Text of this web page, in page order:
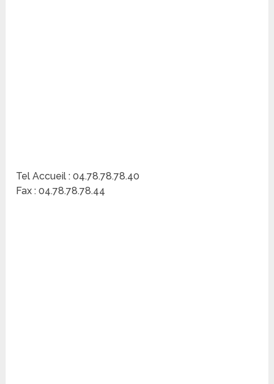
Tel Accueil : 04.78.78.78.40
Fax : 04.78.78.78.44